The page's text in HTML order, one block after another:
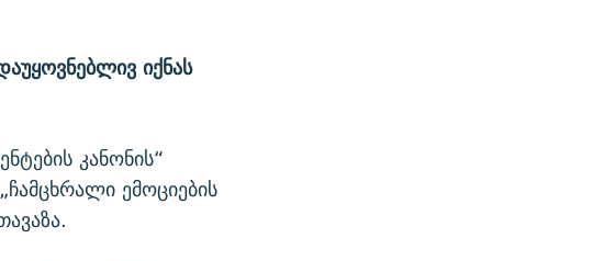
იქნას
კანონის“
ემოციების